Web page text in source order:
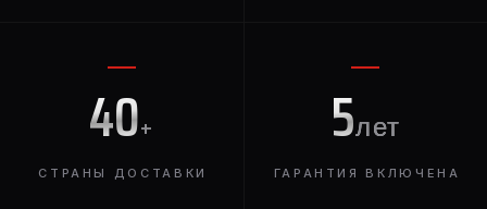
40+
СТРАНЫ ДОСТАВКИ
5лет
ГАРАНТИЯ ВКЛЮЧЕНА